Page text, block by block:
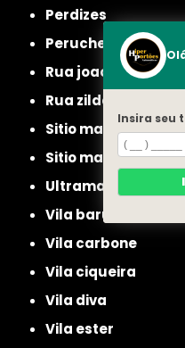
perdizes
peruche
rua joao ruthe
rua zilda
sitio manda aqui
sitio mandaqui
ultramarino
vila baruel
vila carbone
vila ciqueira
vila diva
vila ester
Insira seu